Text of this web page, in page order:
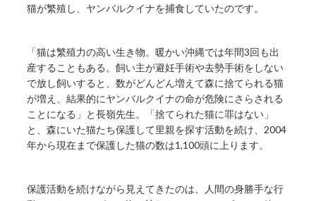
猫が繁殖し、ヤンバルクイナを捕食していたのです。
「猫は繁殖力の高い生き物。暖かい沖縄では年間3回も出
産することもある。飼い主が避妊手術や去勢手術をしない
で放し飼いすると、数がどんどん増えて森に捨てられる猫
が増え、結果的にヤンバルクイナの命が危険にさらされる
ことになる」と長嶺先生。「捨てられた猫に罪はない」
と、森にいた猫たち保護して里親を探す活動を続け、2004
年から現在まで保護した猫の数は1,100頭に上ります。
保護活動を続けながら見えてきたのは、人間の身勝手な行